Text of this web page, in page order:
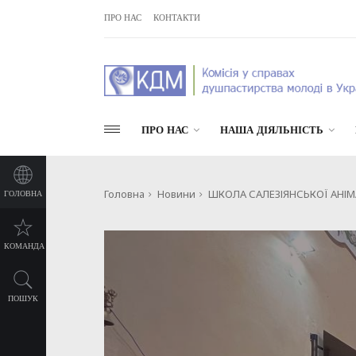
ПРО НАС КОНТАКТИ
ПРО НАС НАША ДІЯЛЬНІСТЬ
ГОЛОВНА
КОМАНДА
ПОШУК
Головна Новини ШКОЛА САЛЕЗІЯНСЬКОЇ